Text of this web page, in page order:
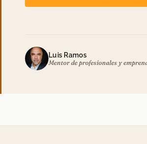
Luis Ramos
Mentor de profesionales y